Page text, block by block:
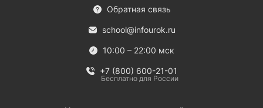
Обратная связь
school@infourok.ru
10:00 – 22:00 мск
+7 (800) 600-21-01
Бесплатно для России